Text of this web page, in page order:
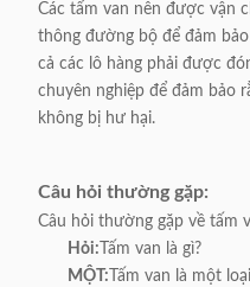
Các tấm van nên được vận
thông đường bộ để đảm
cả các lô hàng phải được
chuyên nghiệp để đảm bảo
không bị hư hại.
Câu hỏi thường gặp:
Câu hỏi thường gặp về tấm
Hỏi: Tấm van là gì?
MỘT: Tấm van là một